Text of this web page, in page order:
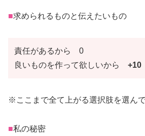
■求められるものと伝えたいもの
責任があるから 0
良いものを作って欲しいから +10
※ここまで全て上がる選択肢を選ん
■私の秘密